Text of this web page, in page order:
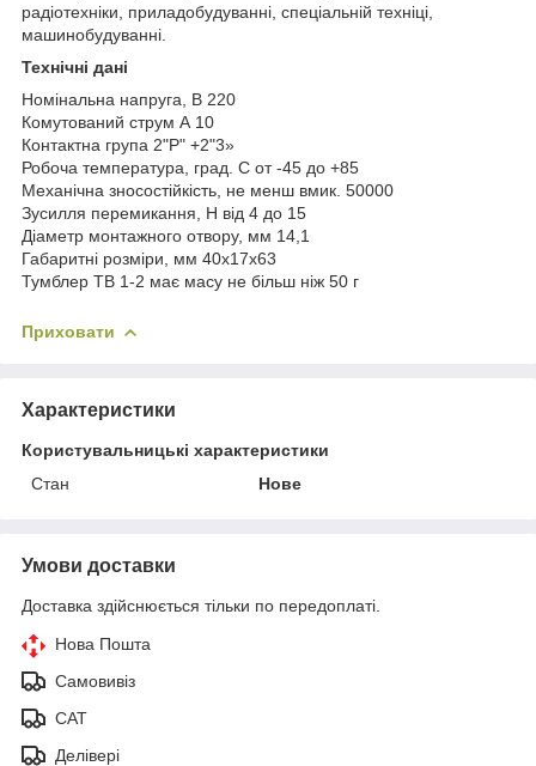
радіотехніки, приладобудуванні, спеціальній техніці,
машинобудуванні.
Технічні дані
Номінальна напруга, В 220
Комутований струм А 10
Контактна група 2"Р" +2"3»
Робоча температура, град. С от -45 до +85
Механічна зносостійкість, не менш вмик. 50000
Зусилля перемикання, Н від 4 до 15
Діаметр монтажного отвору, мм 14,1
Габаритні розміри, мм 40х17х63
Тумблер ТВ 1-2 має масу не більш ніж 50 г
Приховати
Характеристики
Користувальницькі характеристики
Стан
Нове
Умови доставки
Доставка здійснюється тільки по передоплаті.
Нова Пошта
Самовивіз
САТ
Делівері